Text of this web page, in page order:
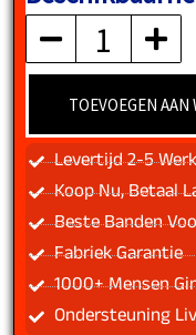
aantal
TOEVOEGEN AAN
Levertijd 2-5
Koop Nu, Betaal
Beste Banden
Fabriek Garantie
1000+ Mensen
Ondersteuning